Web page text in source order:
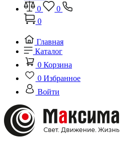
0
0
0
Главная
Каталог
0 Корзина
0 Избранное
Войти